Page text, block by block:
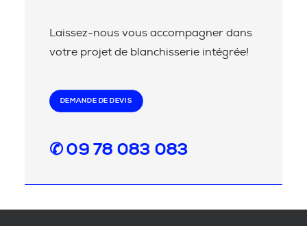
Laissez-nous vous accompagner dans
votre projet de blanchisserie intégrée!
DEMANDE DE DEVIS
✆ 09 78 083 083